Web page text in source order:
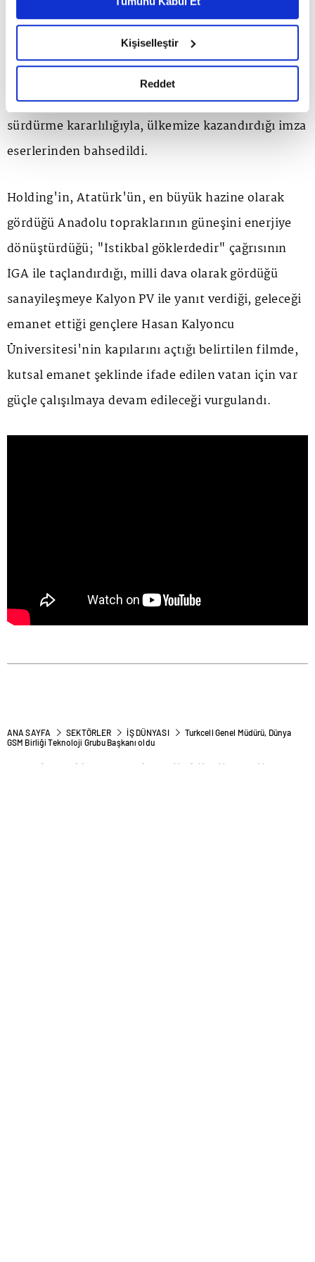
6698 sayılı Kişisel Verilerin Korunması Kanunu uyarınca
okumak ve sitemizi ziyaretiniz kapsamında
gerçekleştirilen veri işleme faaliyetleri ile ilgili daha
detaylı bilgi almak için lütfentıklayınız.
Kişiselleştir
Reddet
olursa olsun, ekonomik zaferlerle
taçlandırılmazlarsa kazanılacak başarılar
yaşayamaz ve sürekli olamaz" vizyonunu, havada,
karada, denizde faaliyette bulunduğu her alanda
sürdürme kararlılığıyla, ülkemize kazandırdığı imza
eserlerinden bahsedildi.
Holding'in, Atatürk'ün, en büyük hazine olarak
gördüğü Anadolu topraklarının güneşini enerjiye
dönüştürdüğü; "İstikbal göklerdedir" çağrısının
İGA ile taçlandırdığı, milli dava olarak gördüğü
sanayileşmeye Kalyon PV ile yanıt verdiği, geleceği
emanet ettiği gençlere Hasan Kalyoncu
Üniversitesi'nin kapılarını açtığı belirtilen filmde,
kutsal emanet şeklinde ifade edilen vatan için var
güçle çalışılmaya devam edileceği vurgulandı.
ANA SAYFA SEKTÖRLER İŞ DÜNYASI
Turkcell Genel Müdürü, Dünya
GSM Birliği Teknoloji Grubu Başkanı oldu
Turkcell Genel Müdürü, Dünya